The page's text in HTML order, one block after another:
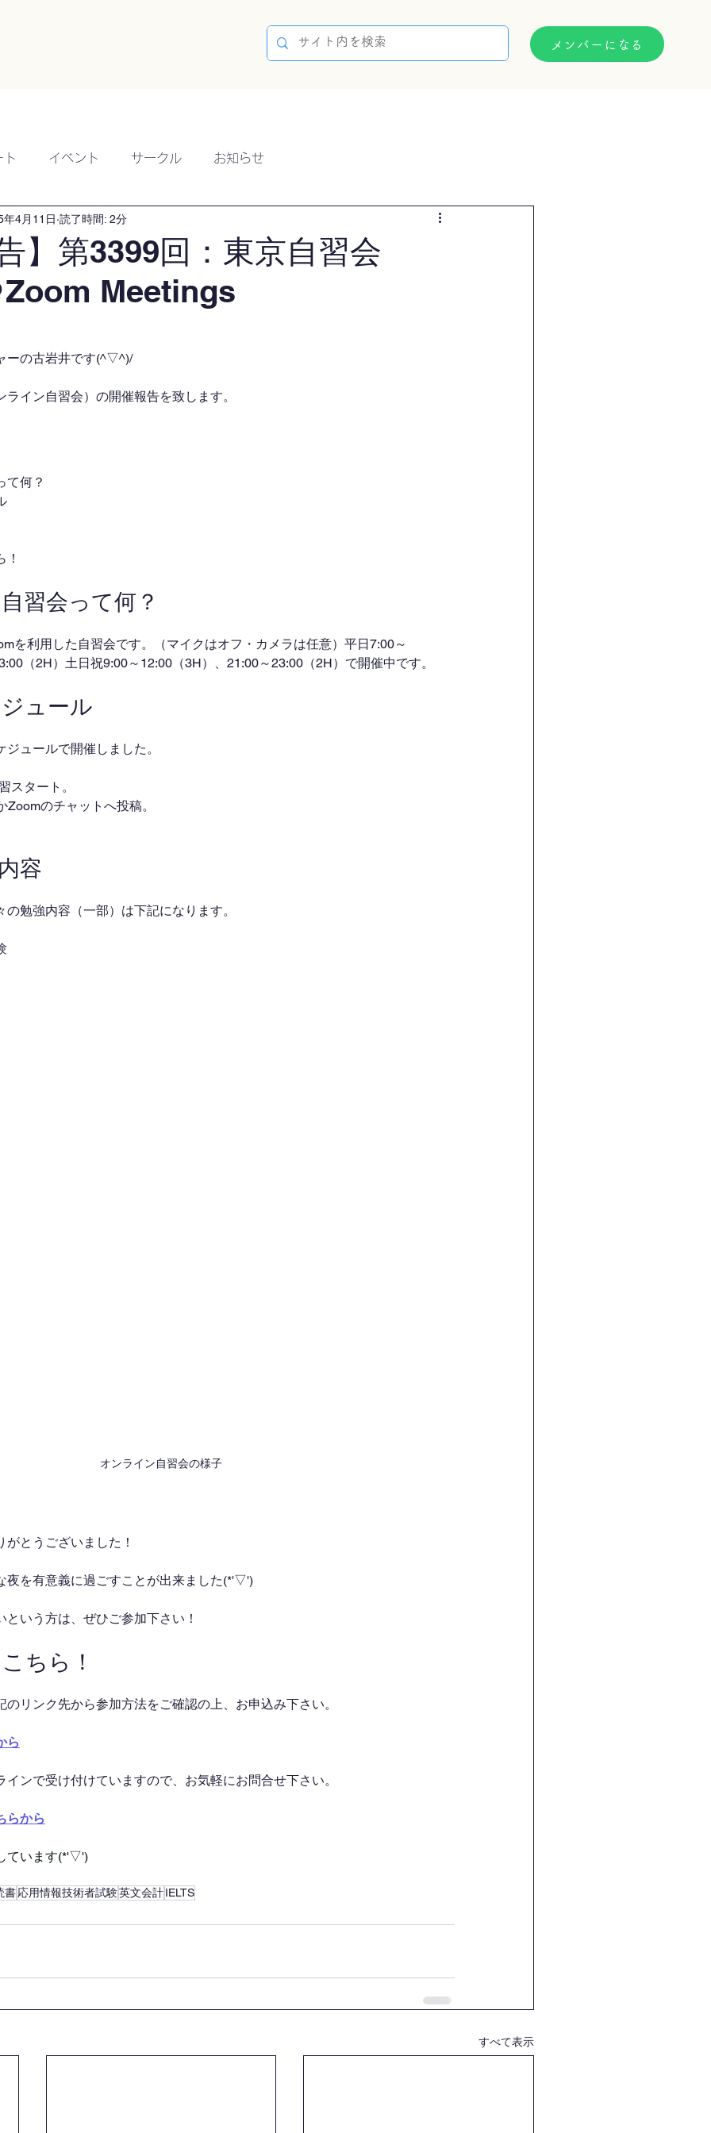
メンバーになる
ト イベント サークル お知らせ
】第3399回：東京自習会
Meetings
年4月11日 読了時間: 2分
ーの古岩井です(^▽^)/
イン自習会）の開催報告を致します。
て何？
習会って何？
を利用した自習会です。（マイクはオフ・カメラは任意）平日7:00～
（2H）土日祝9:00～12:00（3H）、21:00～23:00（2H）で開催中です。
ュール
ュールで開催しました。
スタート。
のチャットへ投稿。
容
勉強内容（一部）は下記になります。
オンライン自習会の様子
とうございました！
夜を有意義に過ごすことが出来ました(*'▽')
いう方は、ぜひご参加下さい！
ちら！
リンク先から参加方法をご確認の上、お申込み下さい。
ら
ンで受け付けていますので、お気軽にお問合せ下さい。
らから
ています(*'▽')
書応用情報技術者試験英文会計IELTS
すべて表示